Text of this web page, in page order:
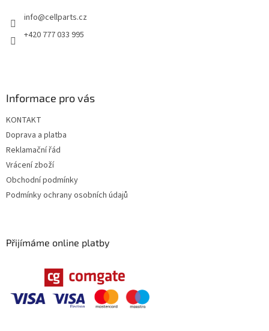
info@cellparts.cz
+420 777 033 995
Informace pro vás
KONTAKT
Doprava a platba
Reklamační řád
Vrácení zboží
Obchodní podmínky
Podmínky ochrany osobních údajů
Přijímáme online platby